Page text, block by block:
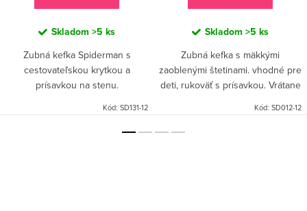
Skladom >5 ks
Zubná kefka Spiderman s
cestovateľskou krytkou a
prísavkou na stenu.
Kód: SD131-12
Skladom >5 ks
Zubná kefka s mäkkými
zaoblenými štetinami. vhodné pre
deti, rukoväť s prísavkou. Vrátane
Kód: SD012-12